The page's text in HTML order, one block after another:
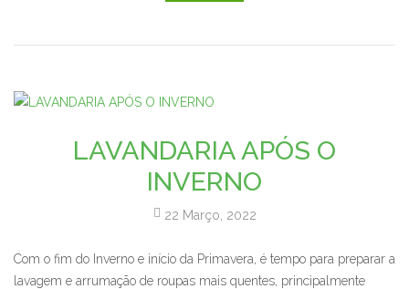
LAVANDARIA APÓS O
INVERNO
22 Março, 2022
Com o fim do Inverno e início da Primavera, é tempo para preparar a
lavagem e arrumação de roupas mais quentes, principalmente